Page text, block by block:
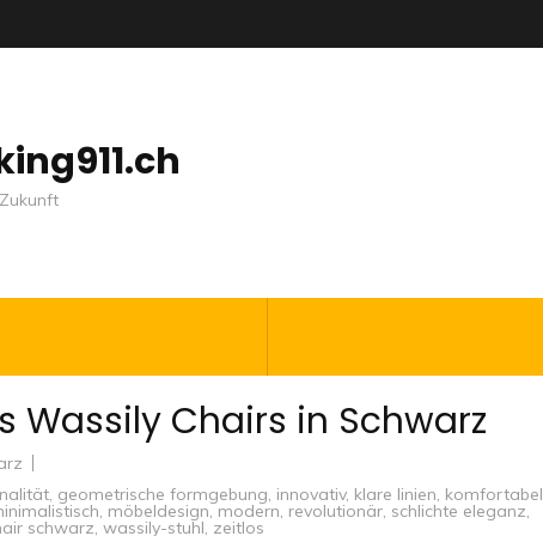
Wassily Chairs in Schwarz
, geometrische formgebung, innovativ, klare linien, komfortabel
, möbeldesign,modern, revolutionär, schlichte eleganz,
schwarz, wassily-stuhl, zeitlos